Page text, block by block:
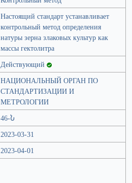
Настоящий стандарт устанавливает
контрольный метод определения
натуры зерна злаковых культур как
массы гектолитра
Действующий
НАЦИОНАЛЬНЫЙ ОРГАН ПО
СТАНДАРТИЗАЦИИ И
МЕТРОЛОГИИ
46-Ն
2023-03-31
2023-04-01